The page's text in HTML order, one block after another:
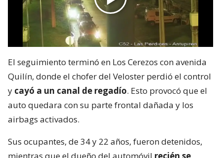
El seguimiento terminó en Los Cerezos con avenida
Quilín, donde el chofer del Veloster perdió el control
y cayó a un canal de regadío. Esto provocó que el
auto quedara con su parte frontal dañada y los
airbags activados.
Sus ocupantes, de 34 y 22 años, fueron detenidos,